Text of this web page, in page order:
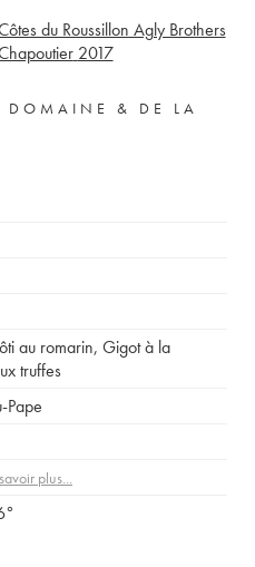
du Roussillon Agly Brothers
2017
DOMAINE & DE LA
au romarin, Gigot à la
truffes
Pape
plus...